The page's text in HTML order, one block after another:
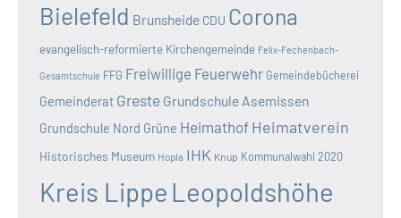
Bielefeld Brunsheide CDU Corona
evangelisch-reformierte Kirchengemeinde Felix-Fechenbach-
Gesamtschule FFG Freiwillige Feuerwehr Gemeindebücherei
Gemeinderat Greste Grundschule Asemissen
Grundschule Nord Grüne Heimathof Heimatverein
Historisches Museum Hopla IHK Knup Kommunalwahl 2020
Kreis Lippe Leopoldshöhe